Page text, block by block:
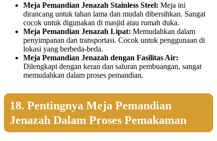
Meja Pemandian Jenazah Stainless Steel: Meja ini
dirancang untuk tahan lama dan mudah dibersihkan. Sangat
cocok untuk digunakan di masjid atau rumah duka.
Meja Pemandian Jenazah Lipat: Memudahkan dalam
penyimpanan dan transportasi. Cocok untuk penggunaan di
lokasi yang berbeda-beda.
Meja Pemandian Jenazah dengan Fasilitas Air:
Dilengkapi dengan keran dan saluran pembuangan, sangat
memudahkan dalam proses pemandian.
18. Pentingnya Meja Pemandian
Jenazah Dalam Proses Pemakaman